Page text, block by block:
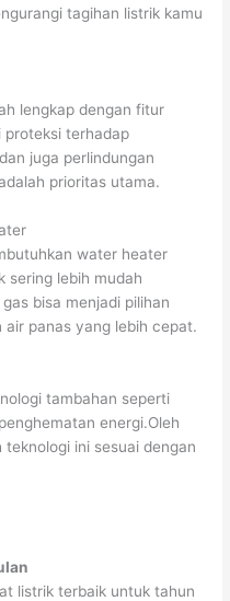
tagihan listrik kamu
lengkap dengan fitur
proteksi terhadap
juga perlindungan
prioritas utama.
water heater
sering lebih mudah
bisa menjadi pilihan
air panas yang lebih cepat.
tambahan seperti
energi.Oleh
ini sesuai dengan
listrik terbaik untuk tahun